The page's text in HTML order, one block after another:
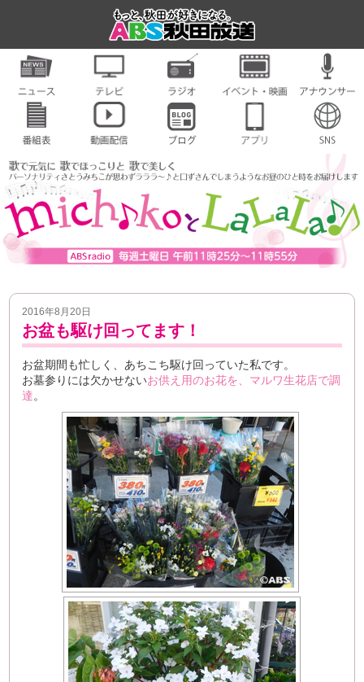
2016年8月20日
お盆も駆け回ってます！
お盆期間も忙しく、あちこち駆け回っていた私です。
お墓参りには欠かせないお供え用のお花を、マルワ生花店で調
達。